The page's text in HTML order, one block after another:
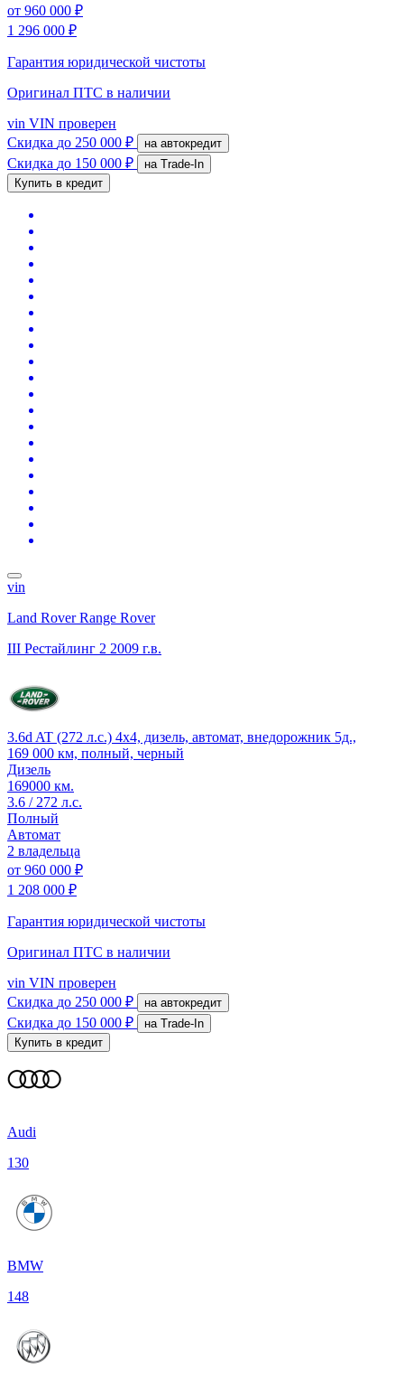
от 960 000 ₽
1 296 000 ₽
Гарантия юридической чистоты
Оригинал ПТС в наличии
vin VIN проверен
Скидка до 250 000 ₽ на автокредит
Скидка до 150 000 ₽
на Trade-In
Купить в кредит
vin
Land Rover Range Rover
III Рестайлинг 2 2009 г.в.
3.6d AT (272 л.с.) 4x4, дизель, автомат, внедорожник 5д.,
169 000 км, полный, черный
Дизель
169000 км.
3.6 / 272 л.с.
Полный
Автомат
2 владельца
от 960 000 ₽
1 208 000 ₽
Гарантия юридической чистоты
Оригинал ПТС в наличии
vin VIN проверен
Скидка до 250 000 ₽ на автокредит
Скидка до 150 000 ₽
на Trade-In
Купить в кредит
Audi
130
BMW
148